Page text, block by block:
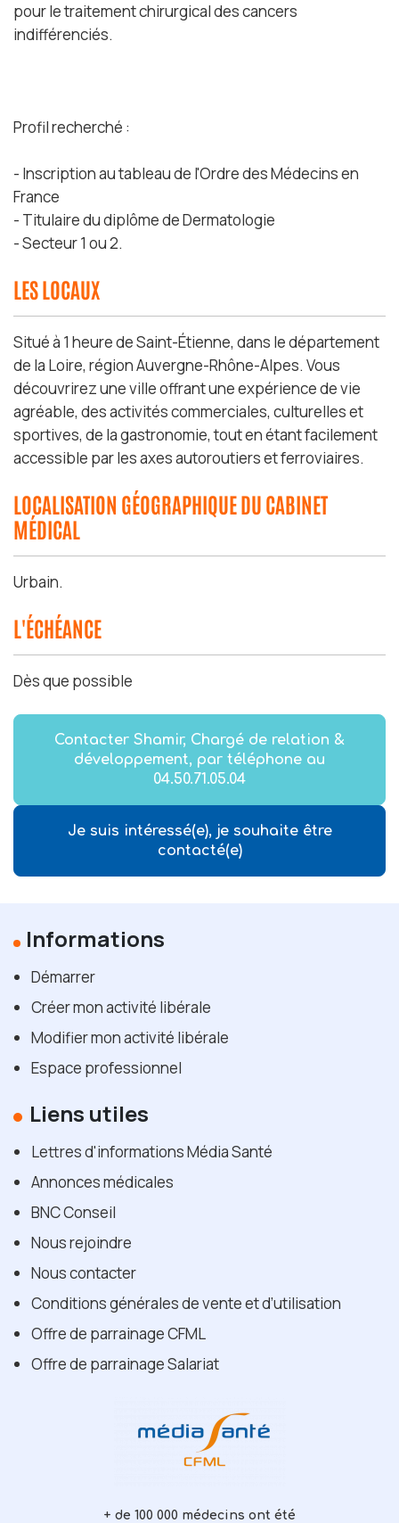
pour le traitement chirurgical des cancers
indifférenciés.
Profil recherché :
- Inscription au tableau de l'Ordre des Médecins en
France
- Titulaire du diplôme de Dermatologie
- Secteur 1 ou 2.
LES LOCAUX
Situé à 1 heure de Saint-Étienne, dans le département
de la Loire, région Auvergne-Rhône-Alpes. Vous
découvrirez une ville offrant une expérience de vie
agréable, des activités commerciales, culturelles et
sportives, de la gastronomie, tout en étant facilement
accessible par les axes autoroutiers et ferroviaires.
LOCALISATION GÉOGRAPHIQUE DU CABINET
MÉDICAL
Urbain.
L'ÉCHÉANCE
Dès que possible
Contacter Shamir, Chargé de relation &
développement, par téléphone au
04.50.71.05.04
Je suis intéressé(e), je souhaite être
contacté(e)
Informations
Démarrer
Créer mon activité libérale
Modifier mon activité libérale
Espace professionnel
Liens utiles
Lettres d'informations Média Santé
Annonces médicales
BNC Conseil
Nous rejoindre
Nous contacter
Conditions générales de vente et d’utilisation
Offre de parrainage CFML
Offre de parrainage Salariat
+ de 100 000 médecins ont été